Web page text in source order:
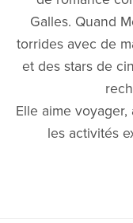
Galles. Quand
torrides avec de
et des stars de
Elle aime
les activités